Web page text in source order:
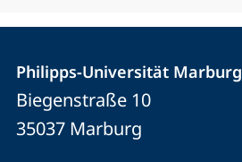
und
Informationen
der
Universität
Marburg
Philipps-Universität Marburg
Biegenstraße 10
35037 Marburg